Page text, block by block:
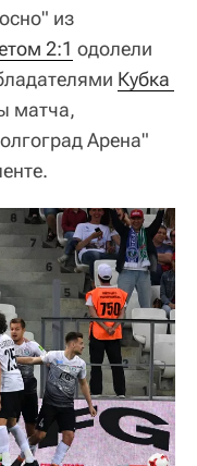
из
2:1 одолели
Кубка
матча,
Арена"